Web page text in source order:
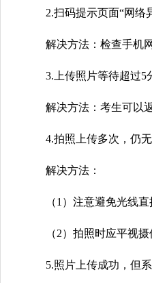
2.扫码提示页面“网络
解决方法：检查手机
3.上传照片等待超过5
解决方法：考生可以
4.拍照上传多次，仍无
解决方法：
（1）注意避免光线
（2）拍照时应平视
5.照片上传成功，但